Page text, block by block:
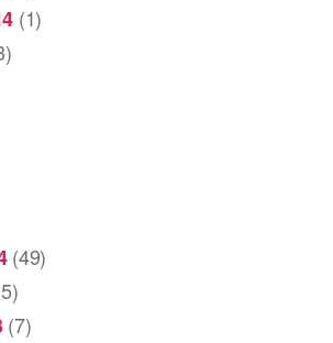
(1)
(49)
(7)